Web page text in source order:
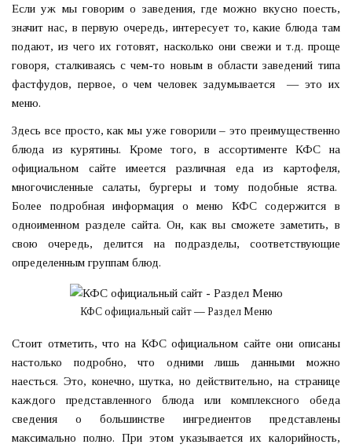
Если уж мы говорим о заведения, где можно вкусно поесть,
значит нас, в первую очередь, интересует то, какие блюда там
подают, из чего их готовят, насколько они свежи и т.д. проще
говоря, сталкиваясь с чем-то новым в области заведений типа
фастфудов, первое, о чем человек задумывается — это их
меню.
Здесь все просто, как мы уже говорили – это преимущественно
блюда из курятины. Кроме того, в ассортименте КФС на
официальном сайте имеется различная еда из картофеля,
многочисленные салаты, бургеры и тому подобные яства.
Более подробная информация о меню КФС содержится в
одноименном разделе сайта. Он, как вы сможете заметить, в
свою очередь, делится на подразделы, соответствующие
определенным группам блюд.
КФС официальный сайт — Раздел Меню
Стоит отметить, что на КФС официальном сайте они описаны
настолько подробно, что одними лишь данными можно
наесться. Это, конечно, шутка, но действительно, на странице
каждого представленного блюда или комплексного обеда
сведения о большинстве ингредиентов представлены
максимально полно. При этом указывается их калорийность,